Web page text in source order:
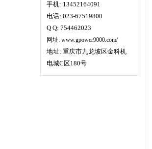
手机: 13452164091
电话: 023-67519800
Q Q: 754462023
网址: www.gpower9000.com/
地址: 重庆市九龙坡区金科机
电城C区180号